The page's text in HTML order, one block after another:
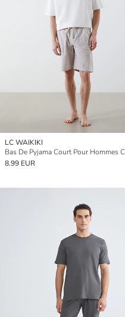
LC WAIKIKI
8.99 EUR